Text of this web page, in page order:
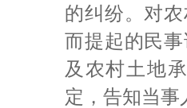
的纠纷。对
而提起的民
及农村土地
定，告知当